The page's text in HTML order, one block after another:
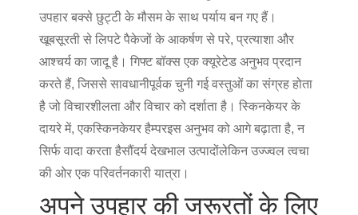
उपहार बक्से छुट्टी के मौसम के साथ पर्याय बन गए हैं।
खूबसूरती से लिपटे पैकेजों के आकर्षण से परे, प्रत्याशा और
आश्चर्य का जादू है। गिफ्ट बॉक्स एक क्यूरेटेड अनुभव प्रदान
करते हैं, जिससे सावधानीपूर्वक चुनी गई वस्तुओं का संग्रह होता
है जो विचारशीलता और विचार को दर्शाता है। स्किनकेयर के
दायरे में, एकस्किनकेयर हैम्परइस अनुभव को आगे बढ़ाता है, न
सिर्फ वादा करता हैसौंदर्य देखभाल उत्पादोंलेकिन उज्ज्वल त्वचा
की ओर एक परिवर्तनकारी यात्रा।
अपने उपहार की जरूरतों के लिए